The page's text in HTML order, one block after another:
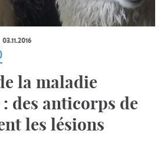
03.11.2016
la maladie
: des anticorps de
les lésions